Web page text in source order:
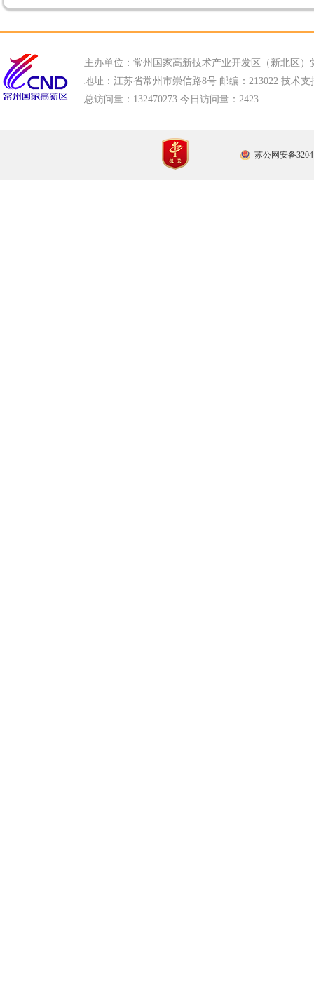
主办单位：常州国家高新技术产业开发区（新北区）
地址：江苏省常州市崇信路8号 邮编：213022 技术支
总访问量： 132470273 今日访问量： 2423
苏公网安备